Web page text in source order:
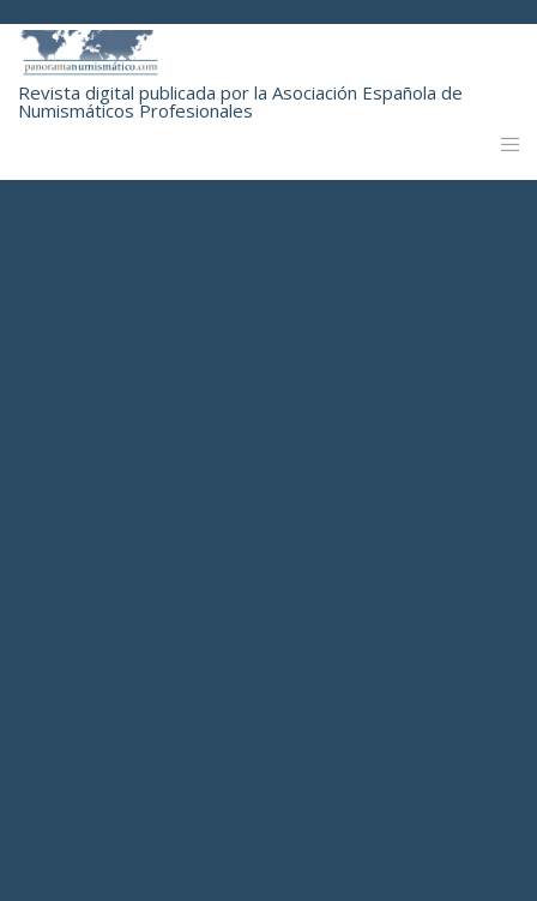
Revista digital publicada por la Asociación Española de
Numismáticos Profesionales